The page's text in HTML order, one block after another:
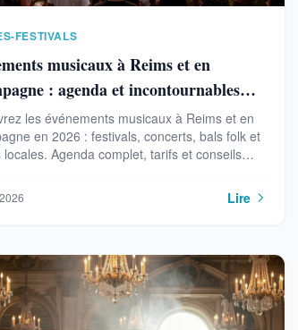
FESTIVALS
musicaux à Reims et en
: agenda et incontournables
les événements musicaux à Reims et en
en 2026 : festivals, concerts, bals folk et
locales. Agenda complet, tarifs et conseils
Lire